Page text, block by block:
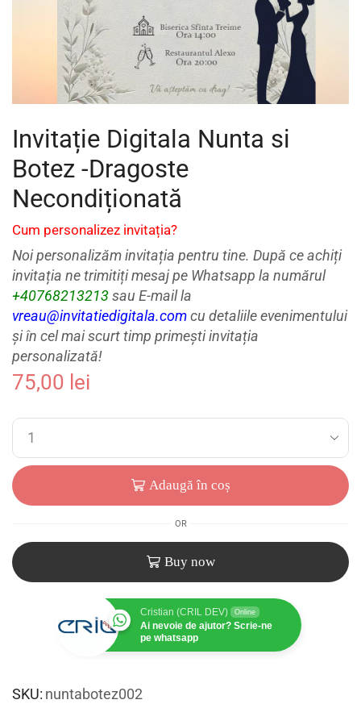
Invitație Digitala Nunta si
Botez -Dragoste
Necondiționată
Cum personalizez invitația?
Noi personalizăm invitația pentru tine. După ce achiți
invitația ne trimitiți mesaj pe Whatsapp la numărul
+40768213213sau E-mail la
vreau@invitatiedigitala.comcu detaliile evenimentului
și în cel mai scurt timp primești invitația
personalizată!
75,00 lei
Adaugă în coș
OR
Buy now
Cristian (CRIL DEV) Online
Ai nevoie de ajutor? Scrie-ne
pe whatsapp
SKU: nuntabotez002